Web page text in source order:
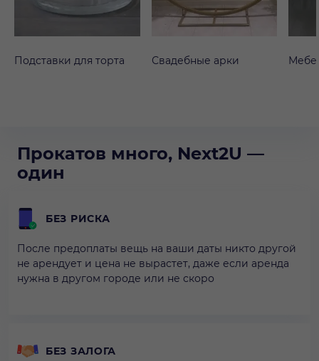
Подставки для торта Свадебные арки
Прокатов много, Next2U —
один
БЕЗ РИСКА
После предоплаты вещь на ваши даты никто другой
не арендует и цена не вырастет, даже если аренда
нужна в другом городе или не скоро
БЕЗ ЗАЛОГА